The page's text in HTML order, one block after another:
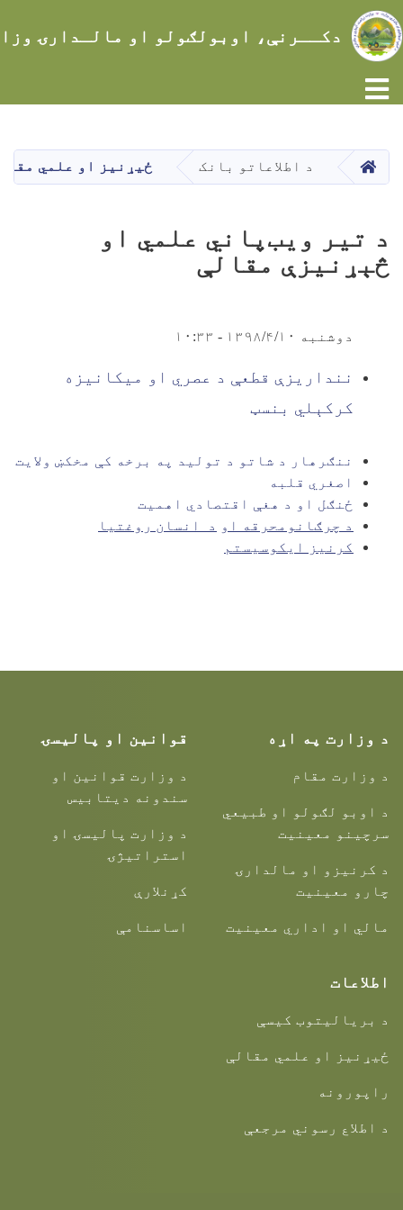
دانګل
دکــرنې، اوبولګولو او مالـدارۍ
Toggle navigation
کور د اطلاعاتو بانک ځیړنیز او علمي
د تیر ویب‌پاني علمي او
څېړنیزې مقالې
دوشنبه ۱۳۹۸/۴/۱۰ - ۱۰:۳۳
ننداریزې قطعې د عصري او میکانیزه
کرکېلي بنسټ
ننګرهار د شاتو د تولید په برخه کې مخکښ ولایت
اصغري قلبه
ځنګل او د هغې اقتصادي اهميت
د چرګانومحرقه او د انسان روغتیا
کرنیز ایکوسیستم
د وزارت په اړه
د وزارت مقام
د اوبو لګولو او طبیعي
سرچینو معینیت
د کرنیزو او مالدارۍ
چارو معینیت
مالي او اداري معینیت
قوانین او پالیسۍ
د وزارت قوانین او
سندونه دیتابیس
د وزارت پالیسۍ او
استراتیژۍ
کړنلارې
اساسنامې
اطلاعات
د بریالیتوب کیسې
ځیړنیز او علمي مقالې
راپورونه
د اطلاع رسوني مرجعې